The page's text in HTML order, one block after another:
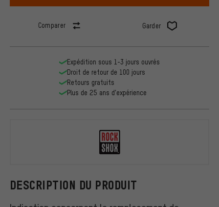
Comparer Garder
DESCRIPTION DU PRODUIT
Expédition sous 1-3 jours ouvrés
Droit de retour de 100 jours
Retours gratuits
Plus de 25 ans d'expérience